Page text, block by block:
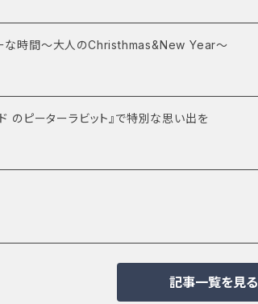
ーな時間～大人のChristhmas&New Year～
のピーターラビット』で特別な思い出を
記事一覧を見る